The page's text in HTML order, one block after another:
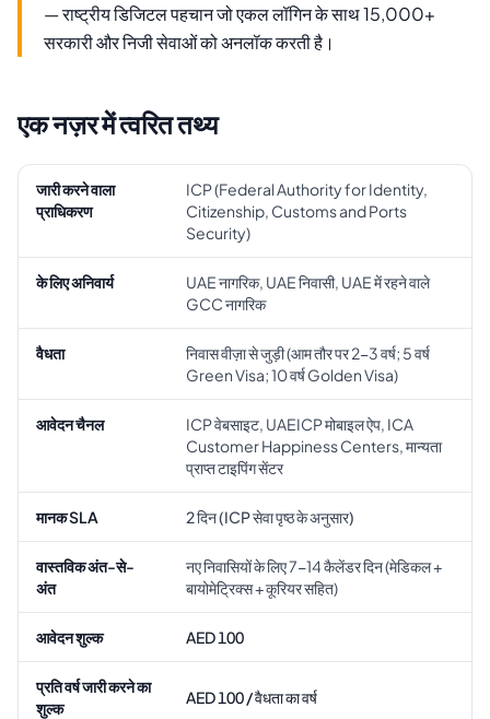
— राष्ट्रीय डिजिटल पहचान जो एकल लॉगिन के साथ 15,000+
सरकारी और निजी सेवाओं को अनलॉक करती है।
एक नज़र में त्वरित तथ्य
जारी करने वाला
प्राधिकरण
ICP (Federal Authority for Identity,
Citizenship, Customs and Ports
Security)
के लिए अनिवार्य
UAE नागरिक, UAE निवासी, UAE में रहने वाले
GCC नागरिक
वैधता
निवास वीज़ा से जुड़ी (आम तौर पर 2-3 वर्ष; 5 वर्ष
Green Visa; 10 वर्ष Golden Visa)
आवेदन चैनल
ICP वेबसाइट, UAEICP मोबाइल ऐप, ICA
Customer Happiness Centers, मान्यता
प्राप्त टाइपिंग सेंटर
मानक SLA 2 दिन (ICP सेवा पृष्ठ के अनुसार)
वास्तविक अंत-से-
अंत
नए निवासियों के लिए 7-14 कैलेंडर दिन (मेडिकल +
बायोमेट्रिक्स + कूरियर सहित)
आवेदन शुल्क AED 100
प्रति वर्ष जारी करने का
शुल्क
AED 100 / वैधता का वर्ष